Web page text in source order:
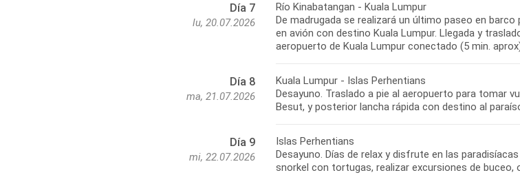
Día 7
lu, 20.07.2026
Río Kinabatangan - Kuala Lumpur
De madrugada se realizará un último paseo en
en avión con destino Kuala Lumpur. Llegada y
aeropuerto de Kuala Lumpur conectado (5 min.
Día 8
ma, 21.07.2026
Kuala Lumpur - Islas Perhentians
Desayuno. Traslado a pie al aeropuerto para tomar
Besut, y posterior lancha rápida con destino al
Día 9
mi, 22.07.2026
Islas Perhentians
Desayuno. Días de relax y disfrute en las
snorkel con tortugas, realizar excursiones de